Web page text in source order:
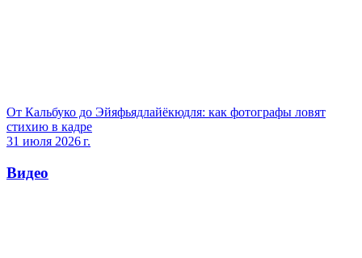
От Кальбуко до Эйяфьядлайёкюдля: как фотографы ловят
стихию в кадре
31 июля 2026 г.
Видео